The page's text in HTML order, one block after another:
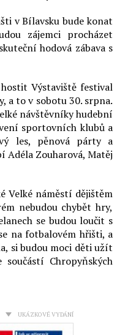
v Bílavsku bude konat
zájemci procházet
hodová zábava s
Výstaviště festival
a to v sobotu 30. srpna.
návštěvníky hudební
sportovních klubů a
les, pěnová párty a
Adéla Zouharová, Matěj
Velké náměstí dějištěm
nebudou chybět hry,
se budou loučit s
na fotbalovém hřišti, a
si budou moci děti užít
součástí Chropyňských
UKÁZKOVÉ VYDÁNÍ